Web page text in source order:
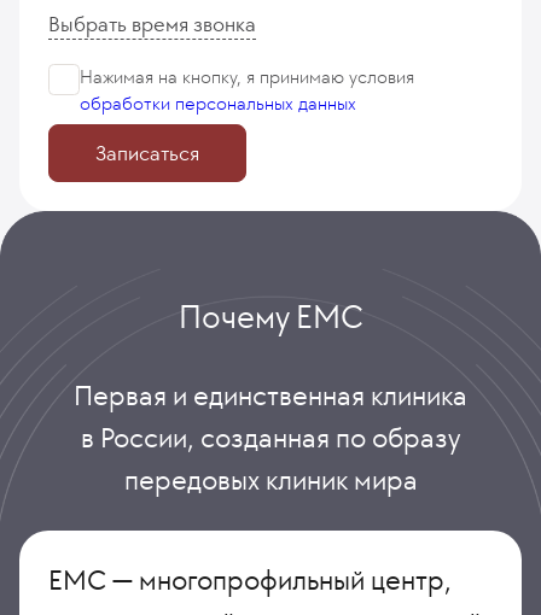
Выбрать время звонка
Нажимая на кнопку, я принимаю условия
обработки персональных данных
Записаться
Почему ЕМС
Первая и единственная клиника
в России, созданная по образу
передовых клиник мира
ЕМС — многопрофильный центр,